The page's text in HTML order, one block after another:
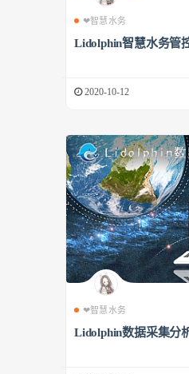
❤智慧水务
Lidolphin智慧水务管
2020-10-12
❤智慧水务
Lidolphin数据采集分